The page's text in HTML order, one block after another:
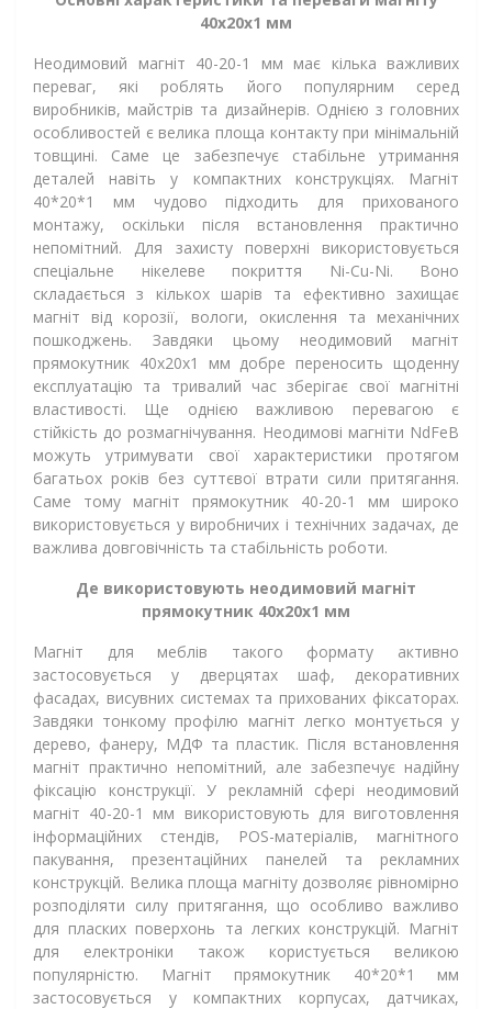
40x20x1 мм
Неодимовий магніт 40-20-1 мм має кілька важливих
переваг, які роблять його популярним серед
виробників, майстрів та дизайнерів. Однією з головних
особливостей є велика площа контакту при мінімальній
товщині. Саме це забезпечує стабільне утримання
деталей навіть у компактних конструкціях. Магніт
40*20*1 мм чудово підходить для прихованого
монтажу, оскільки після встановлення практично
непомітний. Для захисту поверхні використовується
спеціальне нікелеве покриття Ni-Cu-Ni. Воно
складається з кількох шарів та ефективно захищає
магніт від корозії, вологи, окислення та механічних
пошкоджень. Завдяки цьому неодимовий магніт
прямокутник 40х20х1 мм добре переносить щоденну
експлуатацію та тривалий час зберігає свої магнітні
властивості. Ще однією важливою перевагою є
стійкість до розмагнічування. Неодимові магніти NdFeB
можуть утримувати свої характеристики протягом
багатьох років без суттєвої втрати сили притягання.
Саме тому магніт прямокутник 40-20-1 мм широко
використовується у виробничих і технічних задачах, де
важлива довговічність та стабільність роботи.
Де використовують неодимовий магніт
прямокутник 40х20х1 мм
Магніт для меблів такого формату активно
застосовується у дверцятах шаф, декоративних
фасадах, висувних системах та прихованих фіксаторах.
Завдяки тонкому профілю магніт легко монтується у
дерево, фанеру, МДФ та пластик. Після встановлення
магніт практично непомітний, але забезпечує надійну
фіксацію конструкції. У рекламній сфері неодимовий
магніт 40-20-1 мм використовують для виготовлення
інформаційних стендів, POS-матеріалів, магнітного
пакування, презентаційних панелей та рекламних
конструкцій. Велика площа магніту дозволяє рівномірно
розподіляти силу притягання, що особливо важливо
для пласких поверхонь та легких конструкцій. Магніт
для електроніки також користується великою
популярністю. Магніт прямокутник 40*20*1 мм
застосовується у компактних корпусах, датчиках,